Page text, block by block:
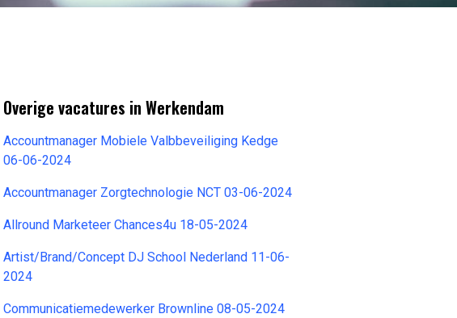
Overige vacatures in Werkendam
Accountmanager Mobiele Valbbeveiliging Kedge
06-06-2024
Accountmanager Zorgtechnologie NCT 03-06-2024
Allround Marketeer Chances4u 18-05-2024
Artist/Brand/Concept DJ School Nederland 11-06-
2024
Communicatiemedewerker Brownline 08-05-2024